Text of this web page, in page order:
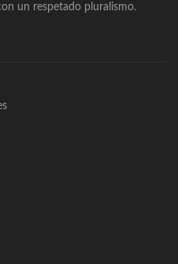
un respetado pluralismo.